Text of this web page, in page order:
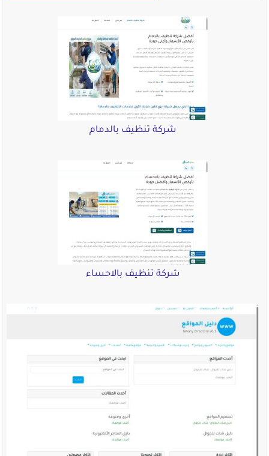
شركة تنظيف بالدمام
شركة تنظيف بالاحساء